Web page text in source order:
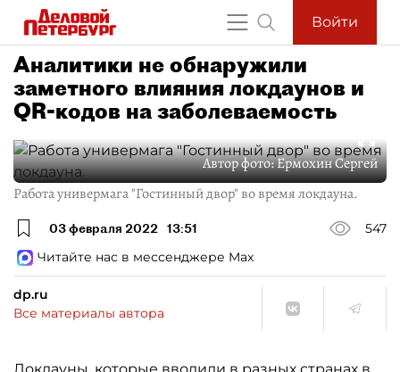
Войти
Аналитики не обнаружили
заметного влияния локдаунов и
QR-кодов на заболеваемость
Автор фото:Ермохин Сергей
Работа универмага "Гостинный двор" во время локдауна.
03 февраля 2022 13:51
547
Читайте нас в мессенджере Max
dp.ru
Все материалы автора